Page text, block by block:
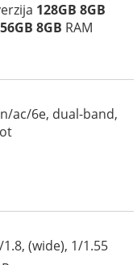
128GB 8GB
8GB RAM
ac/6e, dual-band,
1.8, (wide), 1/1.55